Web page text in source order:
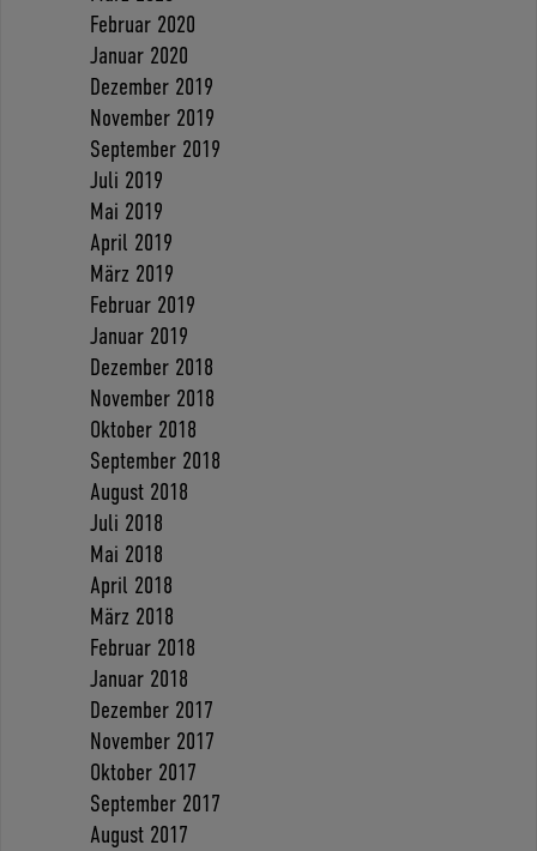
Februar 2020
Januar 2020
Dezember 2019
November 2019
September 2019
Juli 2019
Mai 2019
April 2019
März 2019
Februar 2019
Januar 2019
Dezember 2018
November 2018
Oktober 2018
September 2018
August 2018
Juli 2018
Mai 2018
April 2018
März 2018
Februar 2018
Januar 2018
Dezember 2017
November 2017
Oktober 2017
September 2017
August 2017